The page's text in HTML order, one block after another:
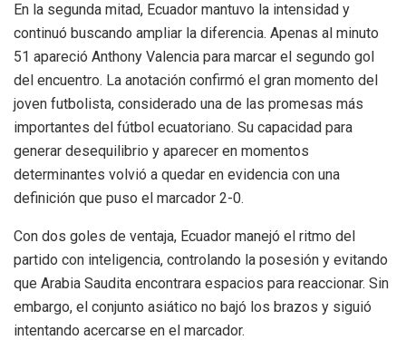
En la segunda mitad, Ecuador mantuvo la intensidad y
continuó buscando ampliar la diferencia. Apenas al minuto
51 apareció Anthony Valencia para marcar el segundo gol
del encuentro. La anotación confirmó el gran momento del
joven futbolista, considerado una de las promesas más
importantes del fútbol ecuatoriano. Su capacidad para
generar desequilibrio y aparecer en momentos
determinantes volvió a quedar en evidencia con una
definición que puso el marcador 2-0.
Con dos goles de ventaja, Ecuador manejó el ritmo del
partido con inteligencia, controlando la posesión y evitando
que Arabia Saudita encontrara espacios para reaccionar. Sin
embargo, el conjunto asiático no bajó los brazos y siguió
intentando acercarse en el marcador.